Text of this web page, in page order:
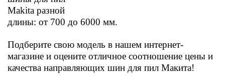
Makita разной
длины: от 700 до 6000 мм.
Подберите свою модель в нашем интернет-
магазине и оцените отличное соотношение цены и
качества направляющих шин для пил Макита!